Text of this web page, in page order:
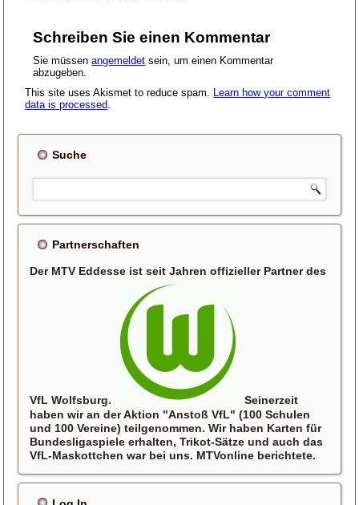
Schreiben Sie einen Kommentar
Sie müssenangemeldet sein, um einen Kommentar
abzugeben.
This site uses Akismet to reduce spam. Learn how your comment
data is processed.
Suche
Partnerschaften
Der MTV Eddesse ist seit Jahren offizieller Partner des
VfL Wolfsburg.
Seinerzeit
haben wir an der Aktion "Anstoß VfL" (100 Schulen
und 100 Vereine) teilgenommen. Wir haben Karten für
Bundesligaspiele erhalten, Trikot-Sätze und auch das
VfL-Maskottchen war bei uns. MTVonline berichtete.